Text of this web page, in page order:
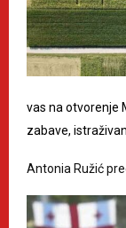
vas na otvorenje
zabave,
Antonia Ružić